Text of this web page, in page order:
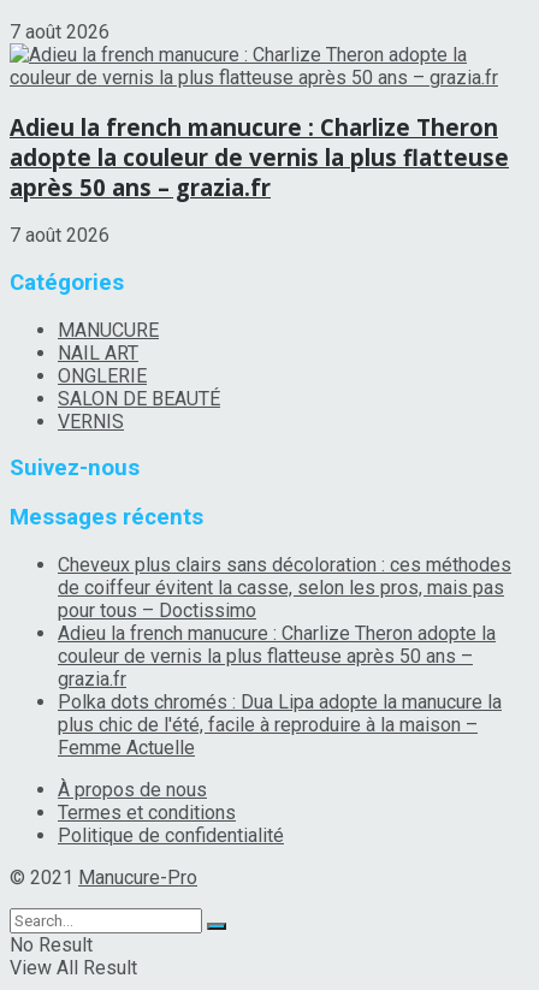
7 août 2026
Adieu la french manucure : Charlize Theron
adopte la couleur de vernis la plus flatteuse
après 50 ans – grazia.fr
7 août 2026
Catégories
MANUCURE
NAIL ART
ONGLERIE
SALON DE BEAUTÉ
VERNIS
Suivez-nous
Messages récents
Cheveux plus clairs sans décoloration : ces méthodes
de coiffeur évitent la casse, selon les pros, mais pas
pour tous – Doctissimo
Adieu la french manucure : Charlize Theron adopte la
couleur de vernis la plus flatteuse après 50 ans –
grazia.fr
Polka dots chromés : Dua Lipa adopte la manucure la
plus chic de l'été, facile à reproduire à la maison –
Femme Actuelle
À propos de nous
Termes et conditions
Politique de confidentialité
© 2021 Manucure-Pro
No Result
View All Result